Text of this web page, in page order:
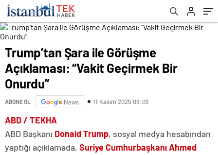
Trump’tan Şara ile Görüşme
Açıklaması: “Vakit Geçirmek Bir
Onurdu”
ABONE OL News 11 Kasım 2025 09:05
ABD / TEKHA
ABD Başkanı Donald Trump, sosyal medya hesabından
yaptığı açıklamada, Suriye Cumhurbaşkanı Ahmed